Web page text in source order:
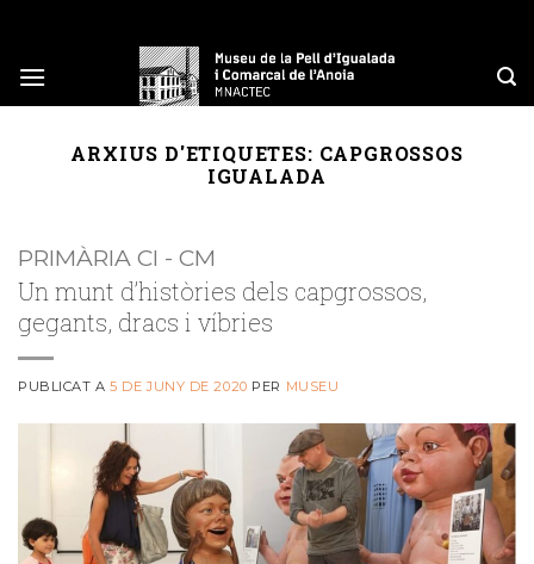
content
ARXIUS D'ETIQUETES: CAPGROSSOS
IGUALADA
PRIMÀRIA CI - CM
Un munt d’històries dels capgrossos,
gegants, dracs i víbries
PUBLICAT A5 DE JUNY DE 2020 PER MUSEU